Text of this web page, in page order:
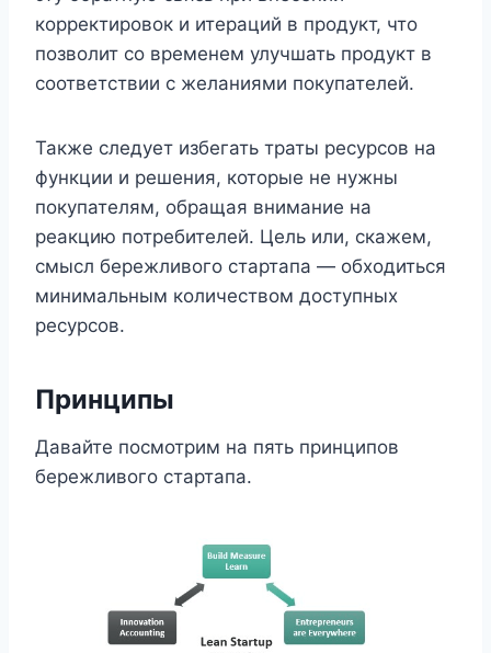
корректировок и итераций в продукт, что
позволит со временем улучшать продукт в
соответствии с желаниями покупателей.
Также следует избегать траты ресурсов на
функции и решения, которые не нужны
покупателям, обращая внимание на
реакцию потребителей. Цель или, скажем,
смысл бережливого стартапа — обходиться
минимальным количеством доступных
ресурсов.
Принципы
Давайте посмотрим на пять принципов
бережливого стартапа.